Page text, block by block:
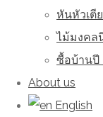
หันหัวเตี
ไม้มงคล
ซื้อบ้านปี
About us
English